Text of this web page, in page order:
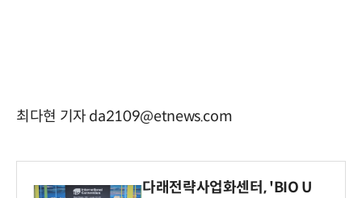
최다현 기자 da2109@etnews.com
다래전략사업화센터, 'BIO U